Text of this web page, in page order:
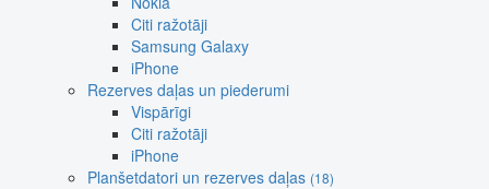
Citi ražotāji
Samsung Galaxy
iPhone
Rezerves daļas un piederumi
Vispārīgi
Citi ražotāji
iPhone
Planšetdatori un rezerves daļas (18)